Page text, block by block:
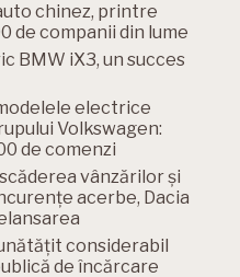
chinez, printre
de companii din lume
BMW iX3, un succes
electrice
Volkswagen:
de comenzi
vânzărilor și
acerbe, Dacia
considerabil
de încărcare